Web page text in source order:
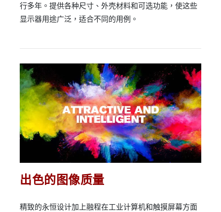
行多年。提供各种尺寸、外壳材料和可选功能，使这些
显示器用途广泛，适合不同的用例。
出色的图像质量
精致的永恒设计加上融程在工业计算机和触摸屏幕方面